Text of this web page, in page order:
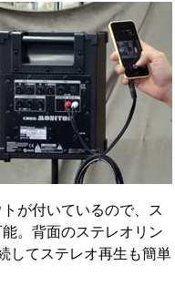
が付いているので、ス
。背面のステレオリン
してステレオ再生も簡単